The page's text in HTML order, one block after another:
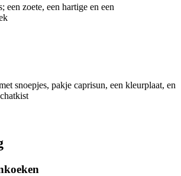
een zoete, een hartige en een
snoepjes, pakje caprisun, een kleurplaat, en